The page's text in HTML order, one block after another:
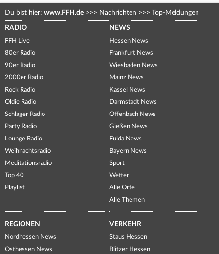
Du bist hier: www.FFH.de >>> Nachrichten >>> Top-Meldungen
RADIO
FFH Live
80er Radio
90er Radio
2000er Radio
Rock Radio
Oldie Radio
Schlager Radio
Party Radio
Lounge Radio
Weihnachtsradio
Meditationsradio
Top 40
Playlist
NEWS
Hessen News
Frankfurt News
Wiesbaden News
Mainz News
Kassel News
Darmstadt News
Offenbach News
Gießen News
Fulda News
Bayern News
Sport
Wetter
Alle Orte
Alle Themen
REGIONEN
Nordhessen News
Osthessen News
VERKEHR
Staus Hessen
Blitzer Hessen